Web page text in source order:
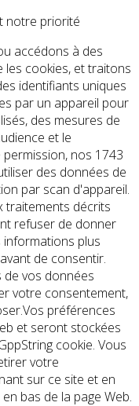
notre priorité
accédons à des
les cookies, et traitons
identifiants uniques
par un appareil pour
des mesures de
et le
nos 1743
des données de
par scan d'appareil.
traitements décrits
refuser de donner
plus
de consentir.
vos données
votre consentement,
préférences
et seront stockées
cookie. Vous
votre
sur ce site et en
bas de la page Web.